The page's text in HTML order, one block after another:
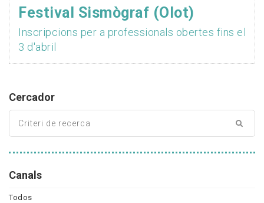
Festival Sismògraf (Olot)
Inscripcions per a professionals obertes fins el
3 d'abril
Cercador
Canals
Todos